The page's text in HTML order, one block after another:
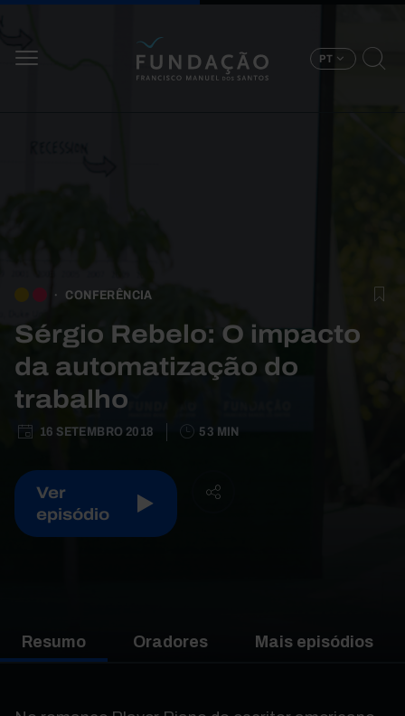
PT
CONFERÊNCIA
Sérgio Rebelo: O impacto
da automatização do
trabalho
16 SETEMBRO 2018 53 MIN
Ver
episódio
Resumo Oradores Mais episódios